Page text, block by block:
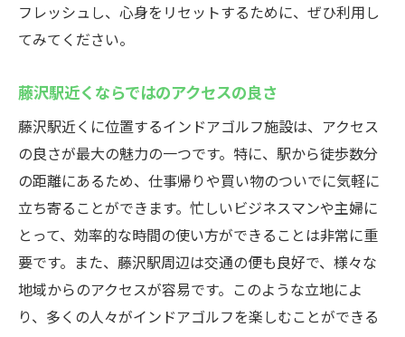
フレッシュし、心身をリセットするために、ぜひ利用し
てみてください。
藤沢駅近くならではのアクセスの良さ
藤沢駅近くに位置するインドアゴルフ施設は、アクセス
の良さが最大の魅力の一つです。特に、駅から徒歩数分
の距離にあるため、仕事帰りや買い物のついでに気軽に
立ち寄ることができます。忙しいビジネスマンや主婦に
とって、効率的な時間の使い方ができることは非常に重
要です。また、藤沢駅周辺は交通の便も良好で、様々な
地域からのアクセスが容易です。このような立地によ
り、多くの人々がインドアゴルフを楽しむことができる